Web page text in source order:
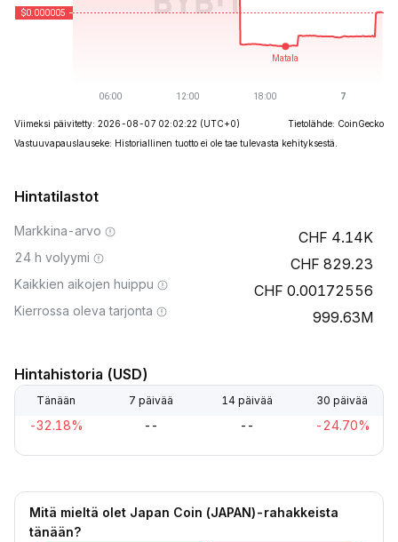
Viimeksi päivitetty: 2026-08-07 02:02:22 (UTC+0)
Tietolähde: CoinGecko
Vastuuvapauslauseke: Historiallinen tuotto ei ole tae tulevasta kehityksestä.
Hintatilastot
Markkina-arvo 4.14K
24 h volyymi 829.23
Kaikkien aikojen huippu 0.00172556
Kierrossa oleva tarjonta 999.63M
Hintahistoria (USD)
Tänään 7 päivää 14 päivää 30 päivää
-32.18% -- -- -24.70%
Mitä mieltä olet Japan Coin (JAPAN)-rahakkeista
tänään?